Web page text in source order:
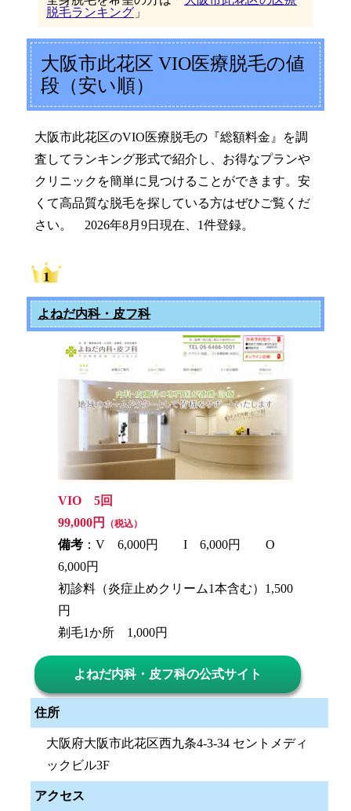
脱毛ランキング 」
大阪市此花区 VIO医療脱毛の値
段（安い順）
大阪市此花区のVIO医療脱毛の『総額料金』を調
査してランキング形式で紹介し、お得なプランや
クリニックを簡単に見つけることができます。安
くて高品質な脱毛を探している方はぜひご覧くだ
さい。 2026年8月9日現在、1件登録。
よねだ内科・皮フ科
VIO 5回
99,000円
（税込）
備考 ：V 6,000円 I 6,000円 O
6,000円
初診料（炎症止めクリーム1本含む）1,500
円
剃毛1か所 1,000円
よねだ内科・皮フ科の公式サイト
住所
大阪府大阪市此花区西九条4-3-34 セントメディ
ックビル3F
アクセス